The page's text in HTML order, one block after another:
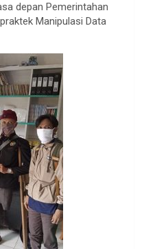
depan Pemerintahan
Manipulasi Data